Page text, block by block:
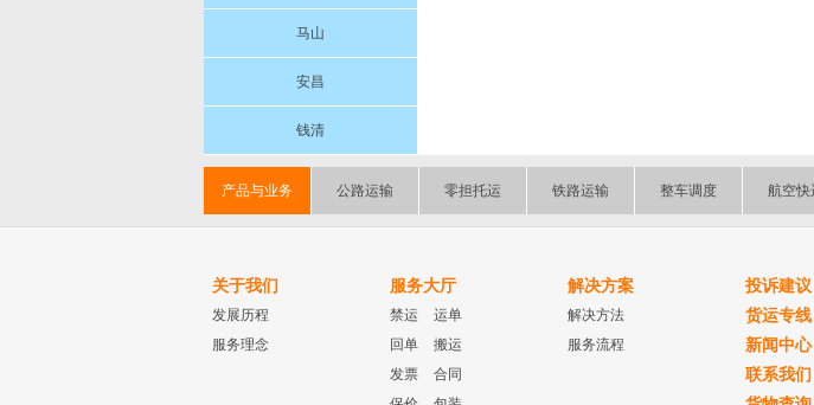
马山
安昌
钱清
产品与业务 公路运输 零担托运 铁路运输 整车调度 航空快
关于我们
发展历程
服务理念
服务大厅
禁运
运单
回单
搬运
发票
合同
解决方案
解决方法
服务流程
投诉建议
货运专线
新闻中心
联系我们